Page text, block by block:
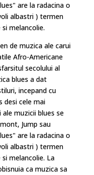
are la radacina o
albastri ) termen
melancolie.
de muzica ale carui
Afro-Americane
secolului al
blues a dat
incepand cu
desi cele mai
muzicii blues se
Jump sau
are la radacina o
albastri ) termen
melancolie. La
ca muzica sa